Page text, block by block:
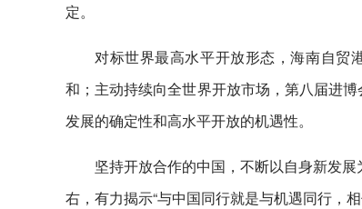
定。
对标世界最高水平开放形态，海南自贸
和；主动持续向全世界开放市场，第八届进
发展的确定性和高水平开放的机遇性。
坚持开放合作的中国，不断以自身新发
右，有力揭示“与中国同行就是与机遇同行，